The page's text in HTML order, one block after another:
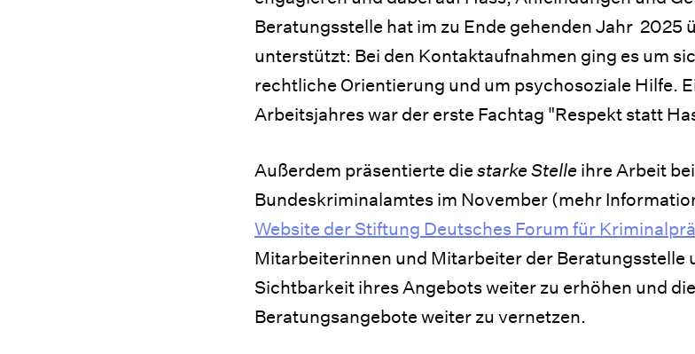
Beratungsstelle hat im zu Ende gehenden Jahr 2025
unterstützt: Bei den Kontaktaufnahmen ging es um
rechtliche Orientierung und um psychosoziale Hilfe.
Arbeitsjahres war der erste Fachtag "Respekt statt
Außerdem präsentierte die starke Stelle ihre Arbeit
Bundeskriminalamtes im November (mehr
Website der Stiftung Deutsches Forum für
Mitarbeiterinnen und Mitarbeiter der Beratungsstelle
Sichtbarkeit ihres Angebots weiter zu erhöhen und
Beratungsangebote weiter zu vernetzen.